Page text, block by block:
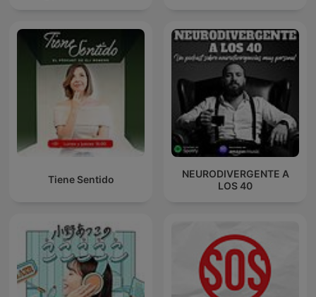
Tiene Sentido
NEURODIVERGENTE A
LOS 40